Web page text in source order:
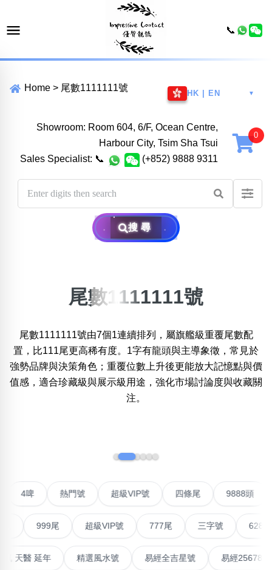
Home > 尾數1111111號
HK | EN ▼
Showroom: Room 604, 6/F, Ocean Centre,
Harbour City, Tsim Sha Tsui
Sales Specialist: 📞 (+852) 9888 9311
搜尋
位置:
一 二 三 四 五 七 八
清除全部分類
尾數1111111號
尾數1111111號由7個1連續排列，屬旗艦級重覆尾數配
置，比111尾更高稀有度。1字有龍頭與主導象徵，常見於
強勢品牌與決策角色；重覆位數上升後更能放大記憶點與價
值感，適合珍藏級與展示級用途，強化市場討論度與收藏關
注。
熱門號 超級VIP號 四條尾 9888
999尾 超級VIP號 777尾 三字號 6288頭
能量生氣 天醫 延年 精選風水號 易經全吉星號 易經
📞